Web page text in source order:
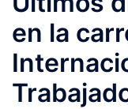
en la